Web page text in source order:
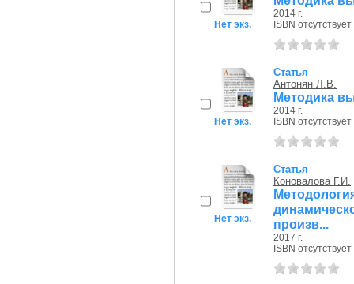
Нет экз.
2014 г.
ISBN отсутствует
Нет экз.
Статья
Антонян Л.В.
Методика
2014 г.
ISBN отсутствует
Нет экз.
Статья
Коновалова Г.И.
произв...
2017 г.
ISBN отсутствует